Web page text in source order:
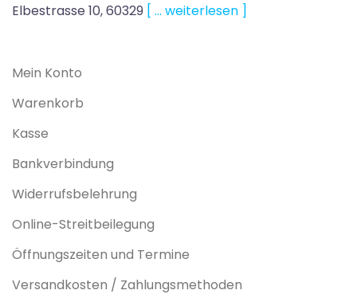
Elbestrasse 10, 60329 [ … weiterlesen ]
Mein Konto
Warenkorb
Kasse
Bankverbindung
Widerrufsbelehrung
Online-Streitbeilegung
Öffnungszeiten und Termine
Versandkosten / Zahlungsmethoden